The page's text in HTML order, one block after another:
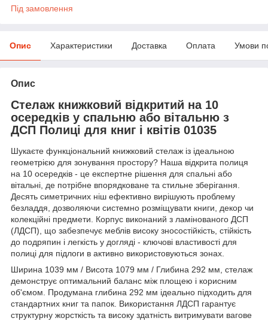
Під замовлення
Опис Характеристики Доставка Оплата Умови
Опис
Стелаж книжковий відкритий на 10
осередків у спальню або вітальню з
ДСП Полиці для книг і квітів 01035
Шукаєте функціональний книжковий стелаж із ідеальною
геометрією для зонування простору? Наша відкрита полиця
на 10 осередків - це експертне рішення для спальні або
вітальні, де потрібне впорядковане та стильне зберігання.
Десять симетричних ніш ефективно вирішують проблему
безладдя, дозволяючи системно розміщувати книги, декор чи
колекційні предмети. Корпус виконаний з ламінованого ДСП
(ЛДСП), що забезпечує меблів високу зносостійкість, стійкість
до подряпин і легкість у догляді - ключові властивості для
полиці для підлоги в активно використовуються зонах.
Ширина 1039 мм / Висота 1079 мм / Глибина 292 мм, стелаж
демонструє оптимальний баланс між площею і корисним
об'ємом. Продумана глибина 292 мм ідеально підходить для
стандартних книг та папок. Використання ЛДСП гарантує
структурну жорсткість та високу здатність витримувати вагове